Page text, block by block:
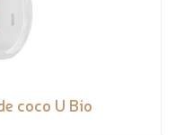
coco U Bio